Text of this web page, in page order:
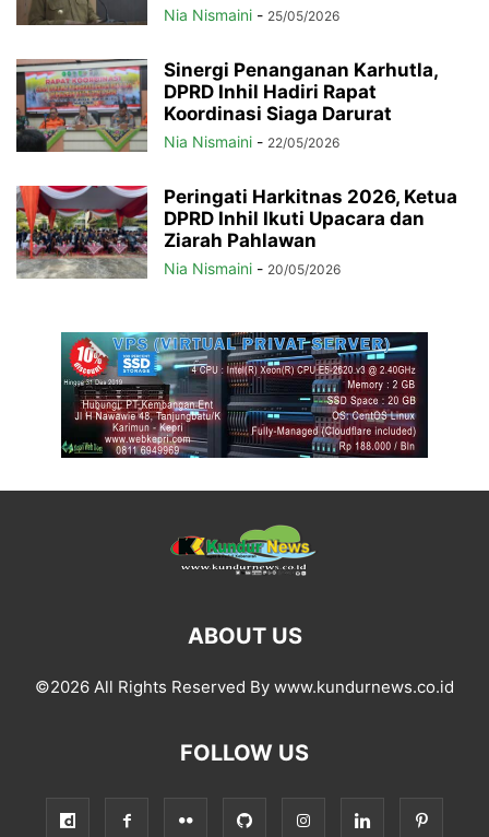
Nia Nismaini - 25/05/2026
Sinergi Penanganan Karhutla,
DPRD Inhil Hadiri Rapat
Koordinasi Siaga Darurat
Nia Nismaini - 22/05/2026
Peringati Harkitnas 2026, Ketua
DPRD Inhil Ikuti Upacara dan
Ziarah Pahlawan
Nia Nismaini - 20/05/2026
ABOUT US
©2026 All Rights Reserved By www.kundurnews.co.id
FOLLOW US